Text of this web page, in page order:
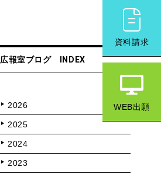
資料請求
WEB出願
広報室ブログ INDEX
2026
2025
2024
2023